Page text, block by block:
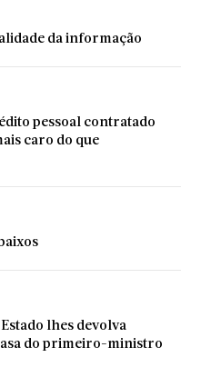
da informação
pessoal contratado
caro do que
lhes devolva
do primeiro-ministro